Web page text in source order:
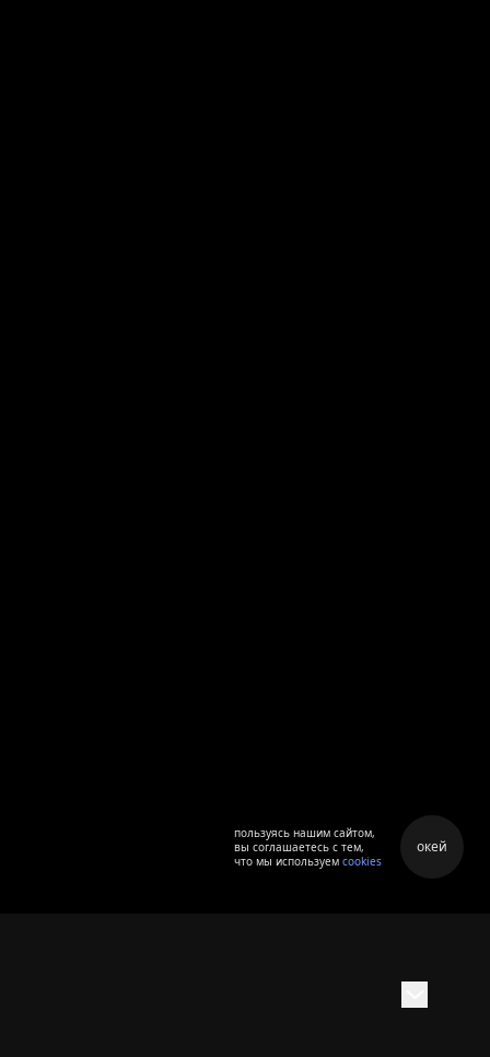
пользуясь нашим сайтом,
вы соглашаетесь с тем,
что мы используем cookies
окей